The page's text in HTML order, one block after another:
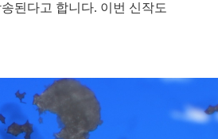
된다고 합니다. 이번 신작도